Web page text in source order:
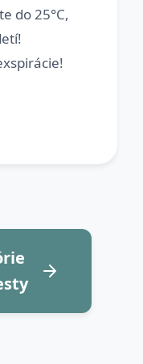
do 25°C,